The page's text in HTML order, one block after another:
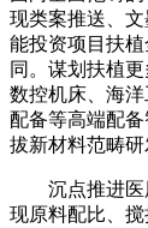
现类案推送、
能投资项目扶
同。谋划扶植
数控机床、海
配备等高端配
拔新材料范畴研
沉点推进医
现原料配比、